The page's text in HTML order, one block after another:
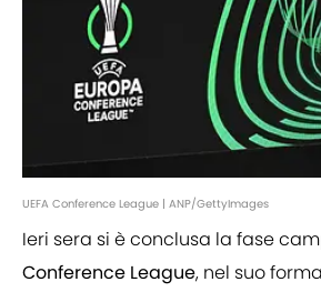
UEFA Conference League | ANP/GettyImages
Ieri sera si è conclusa la fase
Conference League, nel suo